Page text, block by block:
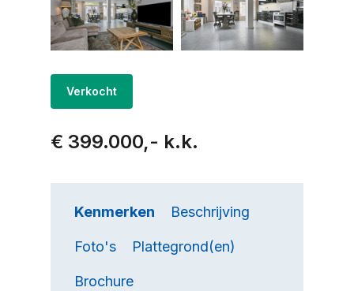
Verkocht
€ 399.000,- k.k.
Kenmerken Beschrijving
Foto's Plattegrond(en)
Brochure